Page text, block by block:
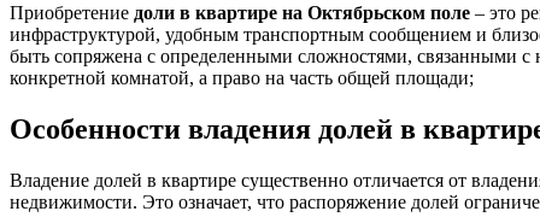
Приобретение доли в квартире на Октябрьском поле – это
инфраструктурой, удобным транспортным сообщением и
быть сопряжена с определенными сложностями, связанными
конкретной комнатой, а право на часть общей площади;
Особенности владения долей в
Владение долей в квартире существенно отличается от
недвижимости. Это означает, что распоряжение долей